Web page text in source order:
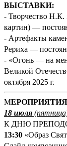
ВЫСТАВКИ:
- Творчество
картин) —
- Артефакты
Рериха —
- «Огонь — на
Великой
октября 2025 г.
М
18 июля (
К ДНЮ
13:30 «Образ